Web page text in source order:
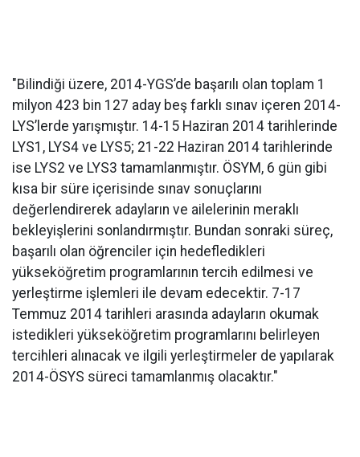
"Bilindiği üzere, 2014-YGS’de başarılı olan toplam 1
milyon 423 bin 127 aday beş farklı sınav içeren 2014-
LYS’lerde yarışmıştır. 14-15 Haziran 2014 tarihlerinde
LYS1, LYS4 ve LYS5; 21-22 Haziran 2014 tarihlerinde
ise LYS2 ve LYS3 tamamlanmıştır. ÖSYM, 6 gün gibi
kısa bir süre içerisinde sınav sonuçlarını
değerlendirerek adayların ve ailelerinin meraklı
bekleyişlerini sonlandırmıştır. Bundan sonraki süreç,
başarılı olan öğrenciler için hedefledikleri
yükseköğretim programlarının tercih edilmesi ve
yerleştirme işlemleri ile devam edecektir. 7-17
Temmuz 2014 tarihleri arasında adayların okumak
istedikleri yükseköğretim programlarını belirleyen
tercihleri alınacak ve ilgili yerleştirmeler de yapılarak
2014-ÖSYS süreci tamamlanmış olacaktır."